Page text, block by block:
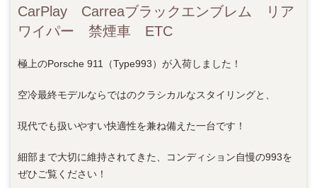
CarPlay Carreaブラックエンブレム リア
ワイパー 禁煙車 ETC
極上のPorsche 911（Type993）が入荷しました！
空冷最終モデルならではのクラシカルなスタイリングと、
現代でも扱いやすい快適性を兼ね備えた一台です！
細部まで大切に維持されてきた、コンディション自慢の993を
ぜひご覧ください！